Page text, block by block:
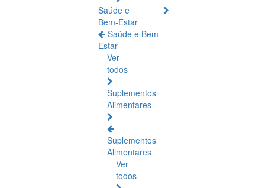
Saúde e
Bem-Estar
Saúde e Bem-
Estar
Ver
todos
Suplementos
Alimentares
Suplementos
Alimentares
Ver
todos